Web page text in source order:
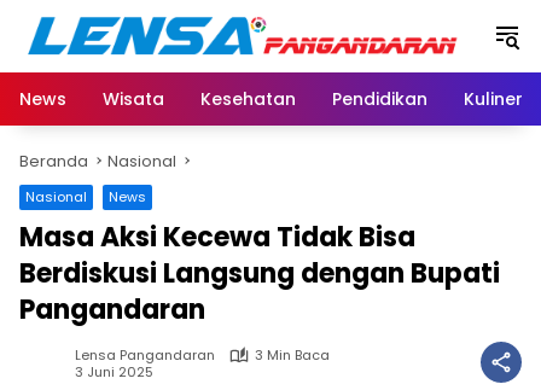
Langsung
konten
News
Wisata Kesehatan Pendidikan Kuliner
Beranda Nasional
Nasional News
Masa Aksi Kecewa Tidak Bisa
Berdiskusi Langsung dengan Bupati
Pangandaran
Lensa Pangandaran
3 Min Baca
3 Juni 2025